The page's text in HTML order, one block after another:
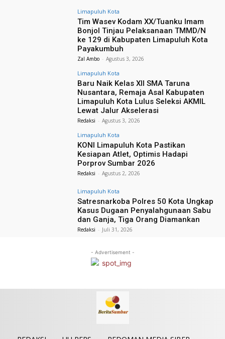
Limapuluh Kota
Tim Wasev Kodam XX/Tuanku Imam
Bonjol Tinjau Pelaksanaan TMMD/N
ke 129 di Kabupaten Limapuluh Kota
Payakumbuh
Zal Ambo - Agustus 3, 2026
Limapuluh Kota
Baru Naik Kelas XII SMA Taruna
Nusantara, Remaja Asal Kabupaten
Limapuluh Kota Lulus Seleksi AKMIL
Lewat Jalur Akselerasi
Redaksi - Agustus 3, 2026
Limapuluh Kota
KONI Limapuluh Kota Pastikan
Kesiapan Atlet, Optimis Hadapi
Porprov Sumbar 2026
Redaksi - Agustus 2, 2026
Limapuluh Kota
Satresnarkoba Polres 50 Kota Ungkap
Kasus Dugaan Penyalahgunaan Sabu
dan Ganja, Tiga Orang Diamankan
Redaksi - Juli 31, 2026
- Advertisement -